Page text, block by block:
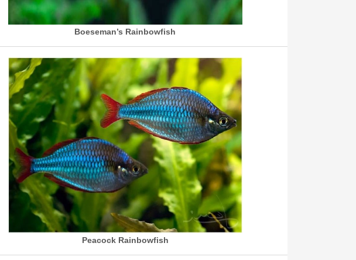
Boeseman’s Rainbowfish
Peacock Rainbowfish